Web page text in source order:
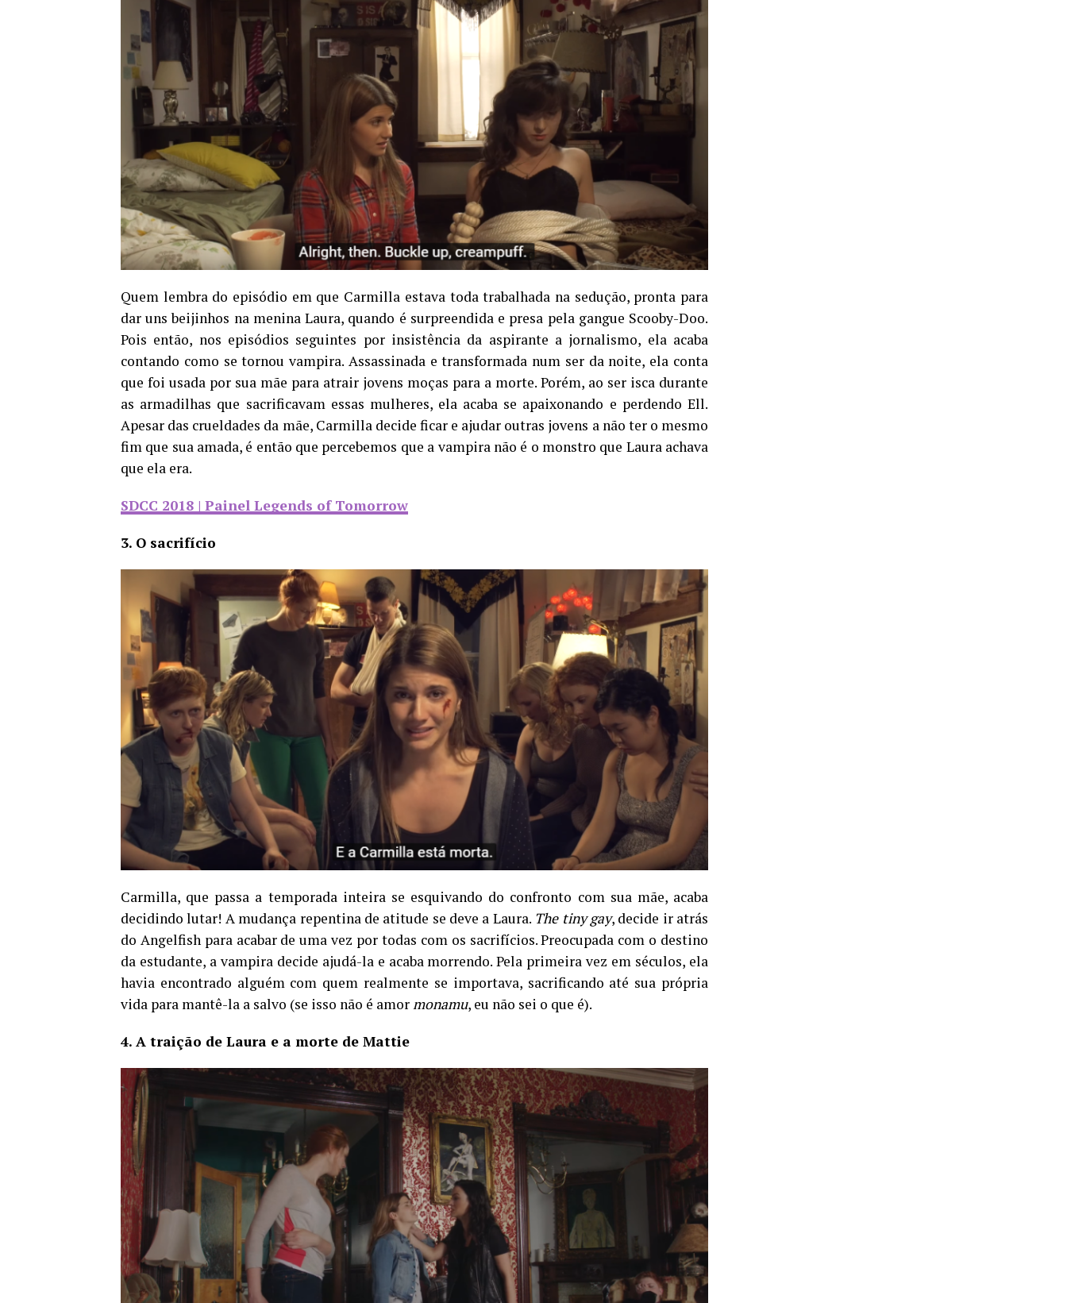
Quem lembra do episódio em que Carmilla estava toda trabalhada na sedução, pronta para
dar uns beijinhos na menina Laura, quando é surpreendida e presa pela gangue Scooby-Doo.
Pois então, nos episódios seguintes por insistência da aspirante a jornalismo, ela acaba
contando como se tornou vampira. Assassinada e transformada num ser da noite, ela conta
que foi usada por sua mãe para atrair jovens moças para a morte. Porém, ao ser isca durante
as armadilhas que sacrificavam essas mulheres, ela acaba se apaixonando e perdendo Ell.
Apesar das crueldades da mãe, Carmilla decide ficar e ajudar outras jovens a não ter o mesmo
fim que sua amada, é então que percebemos que a vampira não é o monstro que Laura achava
que ela era.
SDCC 2018 | Painel Legends of Tomorrow
3. O sacrifício
Carmilla, que passa a temporada inteira se esquivando do confronto com sua mãe, acaba
decidindo lutar! A mudança repentina de atitude se deve a Laura. The tiny gay, decide ir atrás
do Angelfish para acabar de uma vez por todas com os sacrifícios. Preocupada com o destino
da estudante, a vampira decide ajudá-la e acaba morrendo. Pela primeira vez em séculos, ela
havia encontrado alguém com quem realmente se importava, sacrificando até sua própria
vida para mantê-la a salvo (se isso não é amormonamu, eu não sei o que é).
4. A traição de Laura e a morte de Mattie